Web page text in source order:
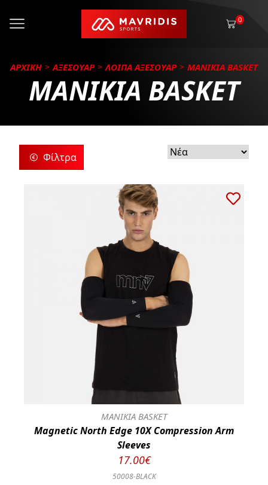
0
ΑΡΧΙΚΗ ΑΞΕΣΟΥΑΡ ΛΟΙΠΑ ΑΞΕΣΟΥΑΡ ΜΑΝΙΚΙΑ BASKET
ΜΑΝΙΚΙΑ BASKET
Φίλτρα
ΜΑΝΙΚΙΑ BASKET
Magnetic North Edge 10X Compression Arm
Sleeves
17.00€
50008-BLACK